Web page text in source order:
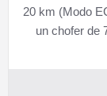
20 km (Modo
un chofer de